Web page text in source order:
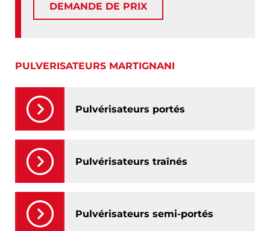
DEMANDE DE PRIX
PULVERISATEURS MARTIGNANI
Pulvérisateurs portés
Pulvérisateurs traînés
Pulvérisateurs semi-portés